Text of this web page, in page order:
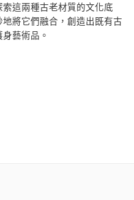
這兩種古老材質的文化底
將它們融合，創造出既有古
藝術品。